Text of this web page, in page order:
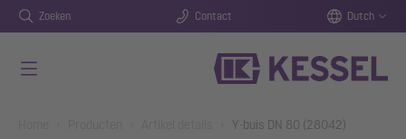
Zoeken Contact Dutch
Y-buis DN 80 (28042)